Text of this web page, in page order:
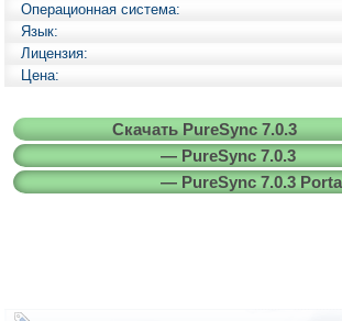
Операционная система:
Язык:
Лицензия:
Цена:
Скачать PureSync 7.0.3
— PureSync 7.0.3
— PureSync 7.0.3